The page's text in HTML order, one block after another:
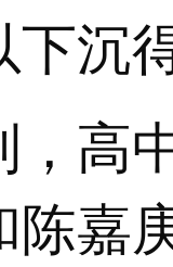
下沉
，高
陈嘉